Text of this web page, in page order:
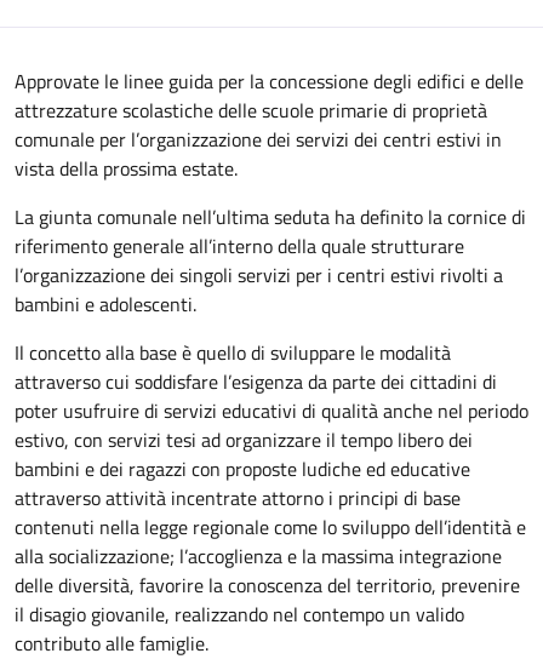
Descrizione
Approvate le linee guida per la concessione degli edifici e delle
attrezzature scolastiche delle scuole primarie di proprietà
comunale per l’organizzazione dei servizi dei centri estivi in
vista della prossima estate.
La giunta comunale nell’ultima seduta ha definito la cornice di
riferimento generale all’interno della quale strutturare
l’organizzazione dei singoli servizi per i centri estivi rivolti a
bambini e adolescenti.
Il concetto alla base è quello di sviluppare le modalità
attraverso cui soddisfare l’esigenza da parte dei cittadini di
poter usufruire di servizi educativi di qualità anche nel periodo
estivo, con servizi tesi ad organizzare il tempo libero dei
bambini e dei ragazzi con proposte ludiche ed educative
attraverso attività incentrate attorno i principi di base
contenuti nella legge regionale come lo sviluppo dell’identità e
alla socializzazione; l’accoglienza e la massima integrazione
delle diversità, favorire la conoscenza del territorio, prevenire
il disagio giovanile, realizzando nel contempo un valido
contributo alle famiglie.